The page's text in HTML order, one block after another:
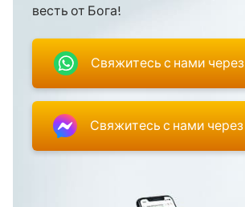
весть от Бога!
Свяжитесь с нами
Свяжитесь с нами через